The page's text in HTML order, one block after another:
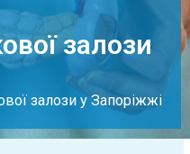
залози
залози у Запоріжжі